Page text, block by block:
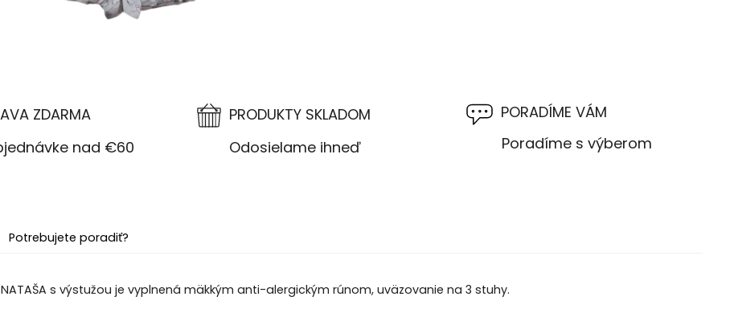
ZDARMA
nad €60
PRODUKTY SKLADOM
Odosielame ihneď
PORADÍME VÁM
Poradíme s výberom
Potrebujete poradiť?
s výstužou je vyplnená mäkkým anti-alergickým rúnom, uväzovanie na 3 stuhy.